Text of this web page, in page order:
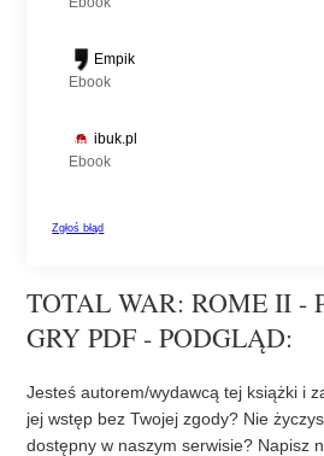
TOTAL WAR: ROME II -
GRY PDF - PODGLĄD:
Jesteś autorem/wydawcą tej książki i
jej wstęp bez Twojej zgody? Nie
dostępny w naszym serwisie? Napisz